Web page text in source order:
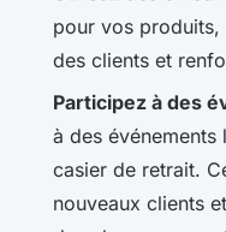
pour vos
des clients et
Participez à des
à des
casier de retrait.
nouveaux clients